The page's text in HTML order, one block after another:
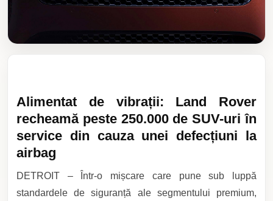
Alimentat de vibrații: Land Rover
recheamă peste 250.000 de SUV-uri în
service din cauza unei defecțiuni la
airbag
DETROIT – Într-o mișcare care pune sub luppă
standardele de siguranță ale segmentului premium,